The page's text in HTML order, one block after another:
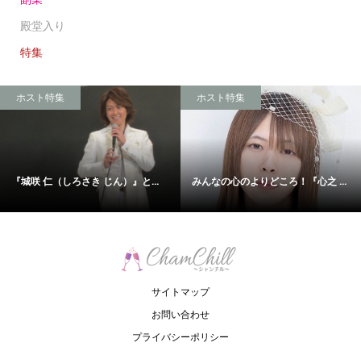
殿堂入り
特集
ホスト特集
『城咲 仁（しろさき じん）』と...
ホスト特集
みんなの心のよりどころ！『心之 ...
サイトマップ
お問い合わせ
プライバシーポリシー